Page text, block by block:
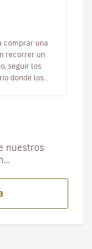
comprar una
recorrer un
seguir los
donde los
nuestros